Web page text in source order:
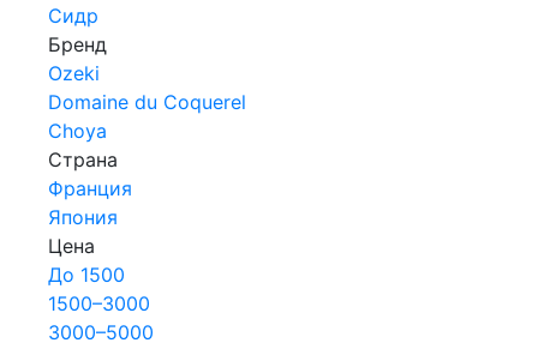
Сидр
Бренд
Ozeki
Domaine du Coquerel
Choya
Страна
Франция
Япония
Цена
До 1500
1500–3000
3000–5000